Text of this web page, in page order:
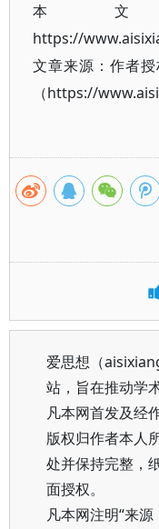
本
https://
文章来源：作者
（https://
爱思想（
站，旨在推动学
凡本网首发及经
版权归作者本人
处并保持完整，
面授权。
凡本网注明“来源